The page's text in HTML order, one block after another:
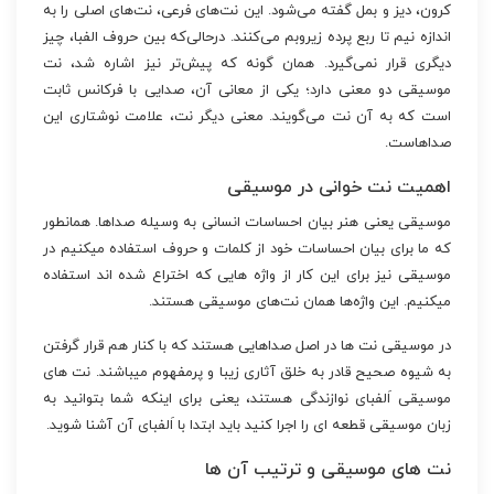
کرون، دیز و بمل گفته می‌شود. این نت‌های فرعی، نت‌های اصلی را به
اندازه نیم تا ربع پرده زیروبم می‌کنند. درحالی‌که بین حروف الفبا، چیز
دیگری قرار نمی‌گیرد. همان گونه که پیش‌تر نیز اشاره شد، نت
موسیقی دو معنی دارد؛ یکی از معانی آن، صدایی با فرکانس ثابت
است که به آن نت می‌گویند. معنی دیگر نت، علامت نوشتاری این
صداهاست.
اهمیت نت خوانی در موسیقی
موسیقی یعنی هنر بیان احساسات انسانی به وسیله صداها. همانطور
که ما برای بیان احساسات خود از کلمات و حروف استفاده میکنیم در
موسیقی نیز برای این کار از واژه هایی که اختراع شده اند استفاده
میکنیم. این واژه‌ها همان نت‌های موسیقی هستند.
در موسیقی نت ها در اصل صداهایی هستند که با کنار هم قرار گرفتن
به شیوه صحیح قادر به خلق آثاری زیبا و پرمفهوم میباشند. نت های
موسیقی اَلفبای نوازندگی هستند، یعنی برای اینکه شما بتوانید به
زبان موسیقی قطعه ای را اجرا کنید باید ابتدا با اَلفبای آن آشنا شوید.
نت های موسیقی و ترتیب آن ها